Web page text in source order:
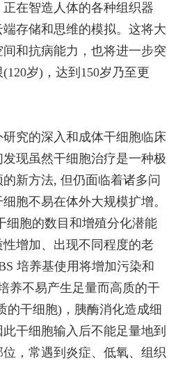
在智造人体的各种组织器
存储和思维的模拟。这将大
和抗病能力，也将进一步突
岁)，达到150岁乃至更
究的深入和成体干细胞临床
现虽然干细胞治疗是一种极
新方法, 但仍面临着诸多问
胞不易在体外大规模扩增。
细胞的数目和增殖分化潜能
增加、出现不同程度的老
培养基使用将增加污染和
养不易产生足量而高质的干
的干细胞)，胰酶消化造成细
干细胞输入后不能足量地到
，常遇到炎症、低氧、组织